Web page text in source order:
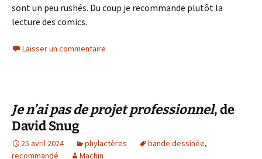
sont un peu rushés. Du coup je recommande plutôt la
lecture des comics.
Laisser un commentaire
Je n’ai pas de projet professionnel, de
David Snug
25 avril 2024 phylactères bande dessinée,
recommandé
Machin